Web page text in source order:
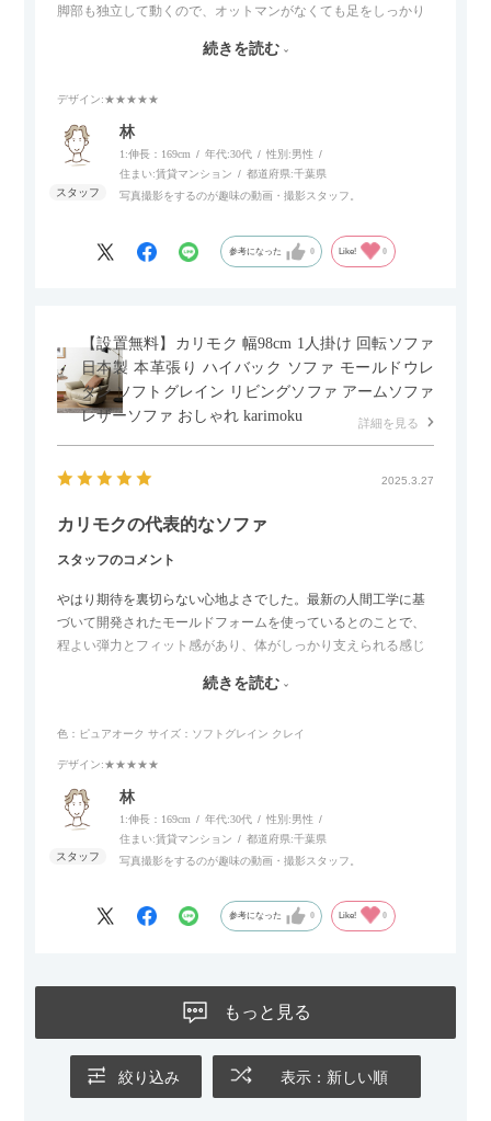
脚部も独立して動くので、オットマンがなくても足をしっかり
スマホやタブレットを充電しながらリラックスできるのが嬉し
個人的にはコードレス＆充電式なので、コンセントの場所を気
にせず、好きな場所に置けるのが画期的に感じました。
続きを読む
デザイン:★★★★★
林
1:伸長：169cm 年代:30代 性別:男性
住まい:賃貸マンション 都道府県:千葉県
写真撮影をするのが趣味の動画・撮影スタッフ。
参考になった 0 Like! 0
【設置無料】カリモク 幅98cm 1人掛け 回転ソファ
日本製 本革張り ハイバック ソファ モールドウレ
タン ソフトグレイン リビングソファ アームソファ
レザーソファ おしゃれ karimoku
詳細を見る
2025.3.27
カリモクの代表的なソファ
スタッフのコメント
やはり期待を裏切らない心地よさでした。最新の人間工学に基
づいて開発されたモールドフォームを使っているとのことで、
程よい弾力とフィット感があり、体がしっかり支えられる感じ
リラックスタイムによさそうでした。回転タイプなので、個人
す。
続きを読む
色：ピュアオーク サイズ：ソフトグレイン クレイ
デザイン:★★★★★
林
1:伸長：169cm 年代:30代 性別:男性
住まい:賃貸マンション 都道府県:千葉県
写真撮影をするのが趣味の動画・撮影スタッフ。
参考になった 0 Like! 0
もっと見る
絞り込み 表示：新しい順